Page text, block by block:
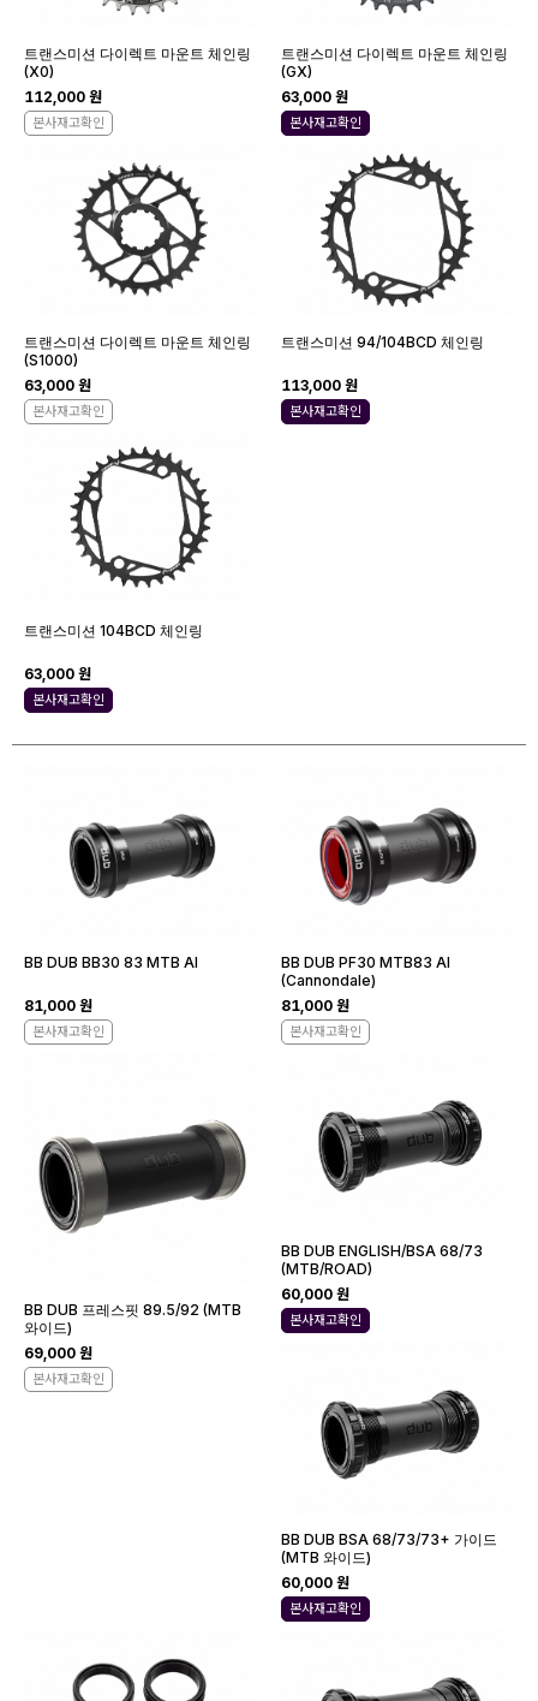
트랜스미션 다이렉트 마운트 체인링
(X0)
112,000 원
본사재고확인
트랜스미션 다이렉트 마운트 체인링
(GX)
63,000 원
본사재고확인
트랜스미션 다이렉트 마운트 체인링
(S1000)
63,000 원
본사재고확인
트랜스미션 94/104BCD 체인링
113,000 원
본사재고확인
트랜스미션 104BCD 체인링
63,000 원
본사재고확인
BB DUB BB30 83 MTB AI
81,000 원
본사재고확인
BB DUB PF30 MTB83 AI
(Cannondale)
81,000 원
본사재고확인
BB DUB 프레스핏 89.5/92 (MTB
와이드)
69,000 원
본사재고확인
BB DUB ENGLISH/BSA 68/73
(MTB/ROAD)
60,000 원
본사재고확인
BB DUB BSA 68/73/73+ 가이드
(MTB 와이드)
60,000 원
본사재고확인